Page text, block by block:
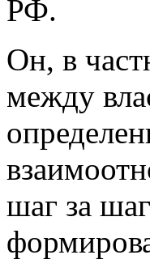
РФ.
Он, в
между
шаг за